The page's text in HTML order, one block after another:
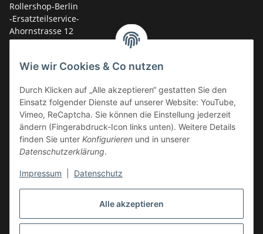
Alle akzeptieren
Wie wir Cookies & Co nutzen
Durch Klicken auf „Alle akzeptieren“ gestatten Sie den
Einsatz folgender Dienste auf unserer Website: YouTube,
Vimeo, ReCaptcha. Sie können die Einstellung jederzeit
ändern (Fingerabdruck-Icon links unten). Weitere Details
finden Sie unter Konfigurieren und in unserer
Datenschutzerklärung.
Impressum Datenschutz
Rollershop-Berlin
-Ersatzteilservice-
Ahornstrasse 12
14959 Trebbin
Tel.: +49 (0)33731-289 975 (10-17 Uhr)